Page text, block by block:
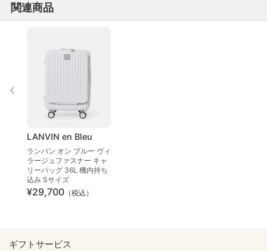
関連商品
LANVIN en Bleu
ランバン オン ブルー ヴィ
ラージュファスナー キャ
リーバッグ 36L 機内持ち
込み Sサイズ
¥29,700 （税込）
ギフトサービス